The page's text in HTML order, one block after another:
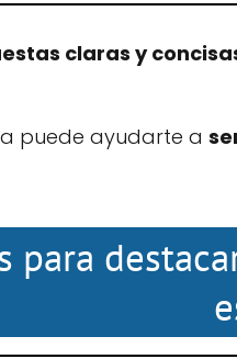
claras y
puede ayudarte a
para